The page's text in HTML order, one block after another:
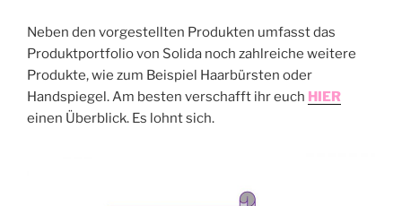
Neben den vorgestellten Produkten umfasst das
Produktportfolio von Solida noch zahlreiche weitere
Produkte, wie zum Beispiel Haarbürsten oder
Handspiegel. Am besten verschafft ihr euch HIER
einen Überblick. Es lohnt sich.